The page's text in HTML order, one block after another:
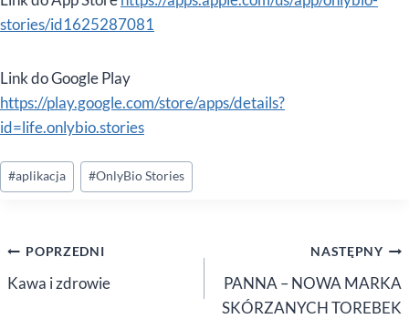
stories/id1625287081
Link do Google Play
https://play.google.com/store/apps/details?
id=life.onlybio.stories
Tagi
wpisu:
#aplikacja #OnlyBio Stories
Nawigacja
wpisu
POPRZEDNI
Kawa i zdrowie
NASTĘPNY
PANNA – NOWA MARKA
SKÓRZANYCH TOREBEK